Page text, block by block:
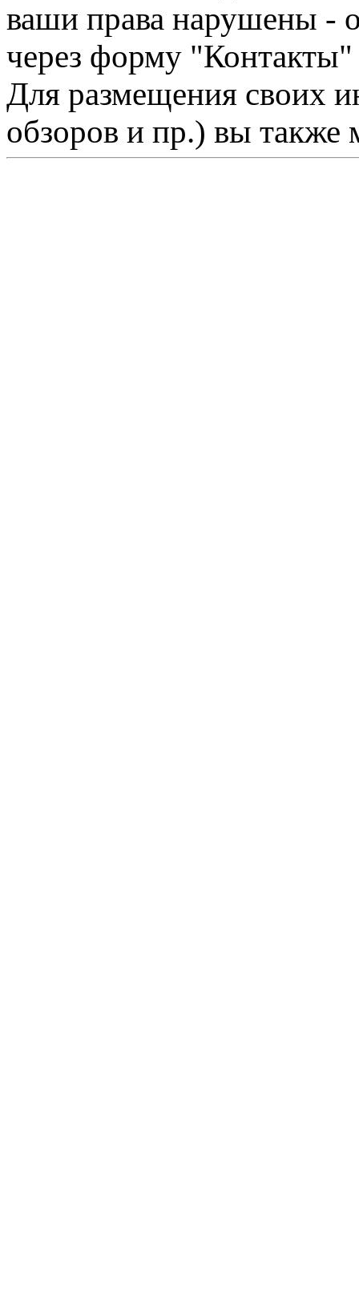
ваши права нарушены -
через форму "Контакты"
Для размещения своих
обзоров и пр.) вы также